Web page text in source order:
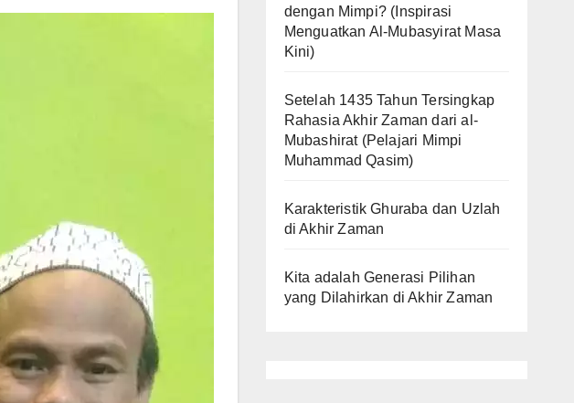
dengan Mimpi? (Inspirasi
Menguatkan Al-Mubasyirat Masa
Kini)
Setelah 1435 Tahun Tersingkap
Rahasia Akhir Zaman dari al-
Mubashirat (Pelajari Mimpi
Muhammad Qasim)
Karakteristik Ghuraba dan Uzlah
di Akhir Zaman
Kita adalah Generasi Pilihan
yang Dilahirkan di Akhir Zaman